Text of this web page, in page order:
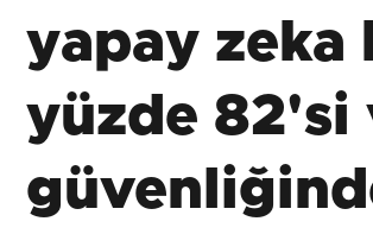
yapay zeka
yüzde 82'si